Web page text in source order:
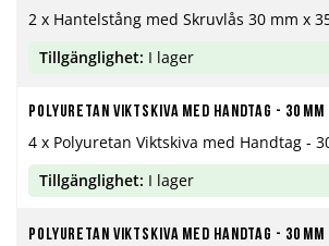
2 x Hantelstång med Skruvlås 30 mm x
Tillgänglighet: I lager
Polyuretan viktskiva med handtag - 30 mm
4 x Polyuretan Viktskiva med Handtag -
Tillgänglighet: I lager
Polyuretan viktskiva med handtag - 30 mm